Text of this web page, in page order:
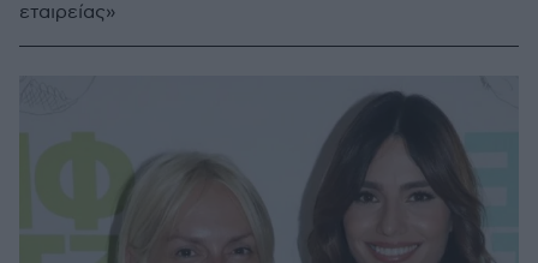
εταιρείας»